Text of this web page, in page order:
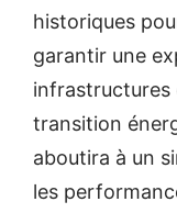
historiques
garantir une
infrastructures
transition
aboutira à un
les